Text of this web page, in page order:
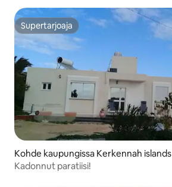
Supertarjoaja
Supertarjoaja
Kohde kaupungissa Kerkennah islands
Kadonnut paratiisi!